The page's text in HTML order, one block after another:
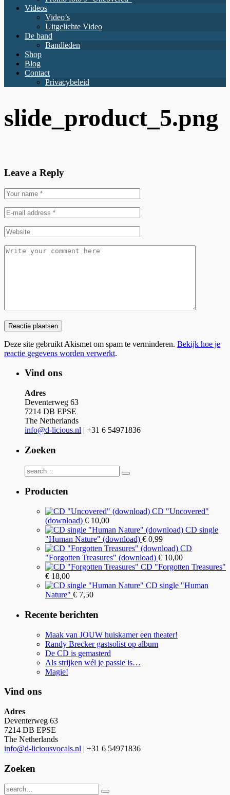
Videos
Video’s
Uitgelichte Video
De band
Bandleden
Shop
Blog
Contact
Privacybeleid
slide_product_5.png
Leave a Reply
Deze site gebruikt Akismet om spam te verminderen. Bekijk hoe je
reactie gegevens worden verwerkt.
Vind ons
Adres
Deventerweg 63
7214 DB EPSE
The Netherlands
info@d-licious.nl | +31 6 54971836
Zoeken
Producten
CD "Uncovered"
(download) € 10,00
CD single
"Human Nature" (download) € 0,99
CD
"Forgotten Treasures" (download) € 10,00
CD "Forgotten Treasures"
€ 18,00
CD single "Human
Nature" € 7,50
Recente berichten
Maak van JOUW huiskamer een theater!
Randy Brecker gastsolist op album
De CD is gemasterd
Als strijken wél je passie is…
Magie!
Vind ons
Adres
Deventerweg 63
7214 DB EPSE
The Netherlands
info@d-liciousvocals.nl | +31 6 54971836
Zoeken